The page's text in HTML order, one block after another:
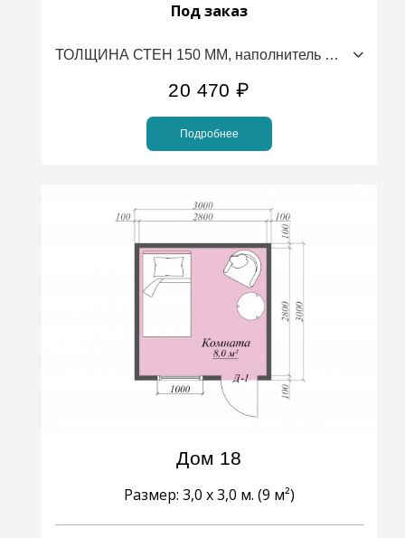
Под заказ
ТОЛЩИНА СТЕН 150 ММ, наполнитель ПСБС (стоимость за 1м2)
20 470 ₽
Подробнее
Дом 18
Размер: 3,0 х 3,0 м. (9 м²)